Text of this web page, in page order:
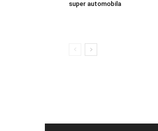
super automobila